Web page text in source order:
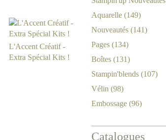
L'Accent Créatif -
Extra Spécial Kits !
Aquarelle (149)
Nouveautés (141)
Pages (134)
Boîtes (131)
Stampin'blends (107)
Vélin (98)
Embossage (96)
Catalogues